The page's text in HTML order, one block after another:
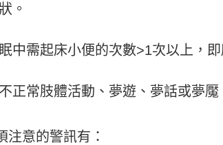
。
中需起床小便的次數>1次以上，
正常肢體活動、夢遊、夢話或夢魘
注意的警訊有：